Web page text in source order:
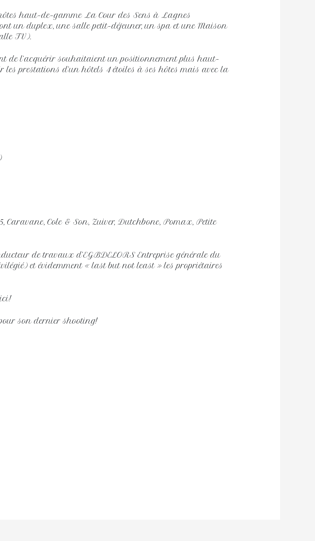
haut-de-gamme La Cour des Sens à Lagnes
un duplex, une salle petit-déjeuner, un spa et une Maison
TV).
de l’acquérir souhaitaient un positionnement plus haut-
prestations d’un hôtels 4 étoiles à ses hôtes mais avec la
Caravane, Cole & Son, Zuiver, Dutchbone, Pomax, Petite
de travaux d’EGBDELORS Entreprise générale du
et évidemment « last but not least » les propriétaires
son dernier shooting!